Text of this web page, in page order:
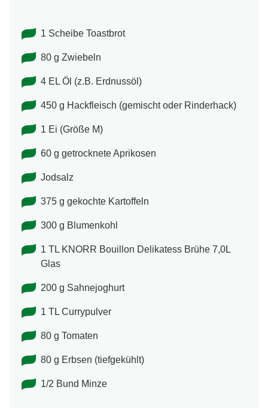
1 Scheibe Toastbrot
80 g Zwiebeln
4 EL Öl (z.B. Erdnussöl)
450 g Hackfleisch (gemischt oder Rinderhack)
1 Ei (Größe M)
60 g getrocknete Aprikosen
Jodsalz
375 g gekochte Kartoffeln
300 g Blumenkohl
1 TL KNORR Bouillon Delikatess Brühe 7,0L
Glas
200 g Sahnejoghurt
1 TL Currypulver
80 g Tomaten
80 g Erbsen (tiefgekühlt)
1/2 Bund Minze